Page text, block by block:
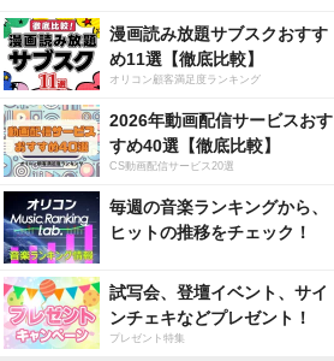
漫画読み放題サブスクおすす
め11選【徹底比較】
オリコン顧客満足度ランキング
2026年動画配信サービスおす
すめ40選【徹底比較】
CS動画配信サービス20選
毎週の音楽ランキングから、
ヒットの推移をチェック！
試写会、登壇イベント、サイ
ンチェキなどプレゼント！
プレゼント特集